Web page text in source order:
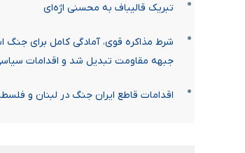
تبریک قالیباف به محسنی اژه‌ای
شرط مذاکره قوی، آمادگی کامل برای جنگ
جبهه مقاومت تبدیل شد و اقدامات
اقدامات قاطع ایران جنگ در لبنان و